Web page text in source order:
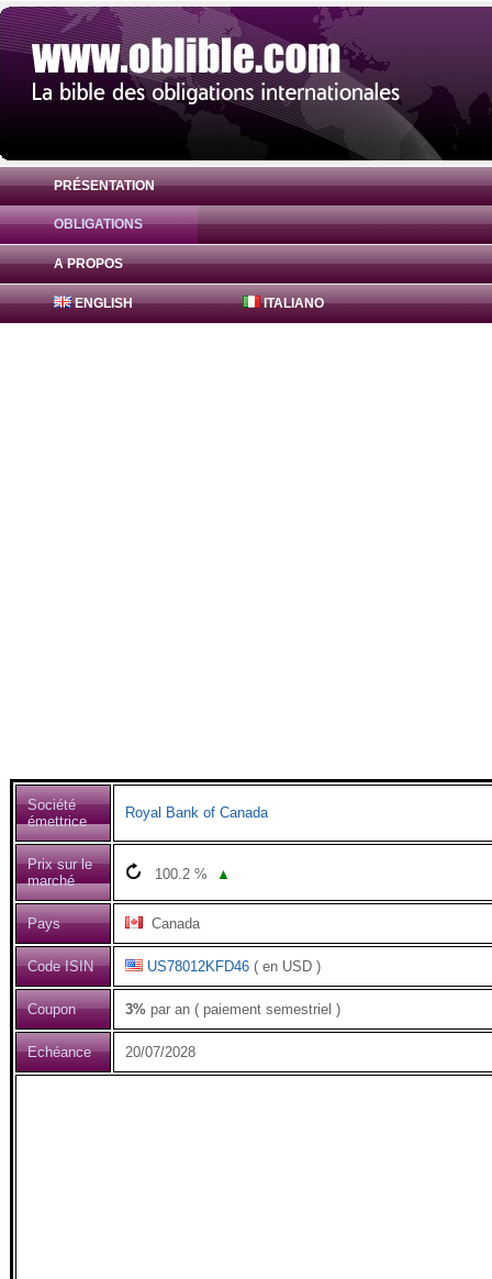
PRÉSENTATION
OBLIGATIONS
A PROPOS
ENGLISH ITALIANO
Obligation Royal Bank of Canada 3% (
Société
émettrice
Royal Bank of Canada
Prix sur le
marché
100.2 % ▲
Pays Canada
Code ISIN US78012KFD46 ( en USD )
Coupon 3% par an ( paiement semestriel )
Echéance 20/07/2028